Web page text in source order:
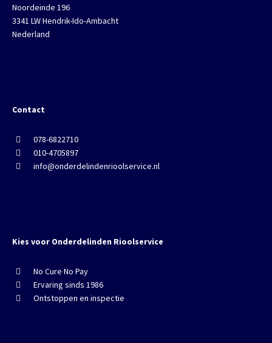
Noordeinde 196
3341 LW Hendrik-Ido-Ambacht
Nederland
Contact
078-6822710
010-4705897
info@onderdelindenrioolservice.nl
Kies voor Onderdelinden Rioolservice
No Cure No Pay
Ervaring sinds 1986
Ontstoppen en inspectie